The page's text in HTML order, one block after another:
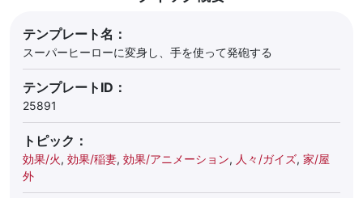
テンプレート名：
スーパーヒーローに変身し、手を使って発砲する
テンプレートID：
25891
トピック：
効果/火, 効果/稲妻, 効果/アニメーション, 人々/ガイズ, 家/屋
外